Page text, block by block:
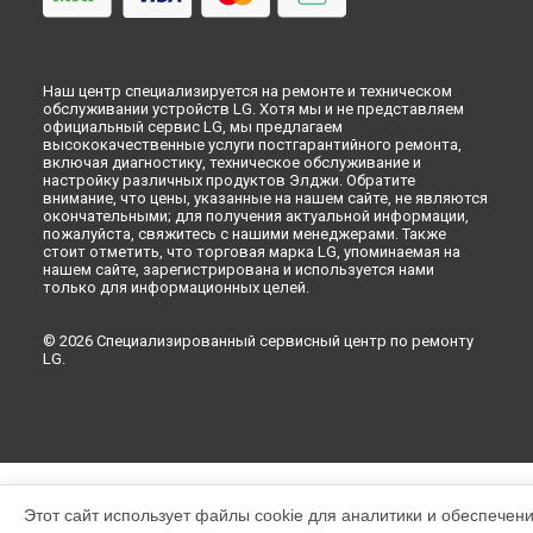
Наш центр специализируется на ремонте и техническом
обслуживании устройств LG. Хотя мы и не представляем
официальный сервис LG, мы предлагаем
высококачественные услуги постгарантийного ремонта,
включая диагностику, техническое обслуживание и
настройку различных продуктов Элджи. Обратите
внимание, что цены, указанные на нашем сайте, не являются
окончательными; для получения актуальной информации,
пожалуйста, свяжитесь с нашими менеджерами. Также
стоит отметить, что торговая марка LG, упоминаемая на
нашем сайте, зарегистрирована и используется нами
только для информационных целей.
© 2026 Специализированный сервисный центр по ремонту
LG.
Этот сайт использует файлы cookie для аналитики и